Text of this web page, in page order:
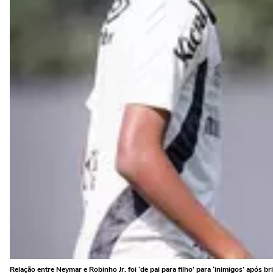
Relação entre Neymar e Robinho Jr. foi ‘de pai para filho’ para ‘inimigos’ após